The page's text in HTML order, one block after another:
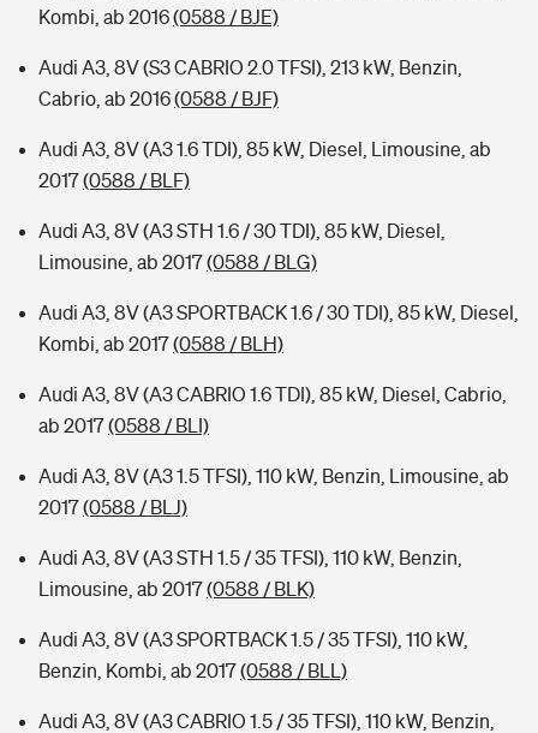
Kombi, ab 2016(0588 / BJE)
Audi A3, 8V (S3 CABRIO 2.0 TFSI), 213 kW, Benzin,
Cabrio, ab 2016(0588 / BJF)
Audi A3, 8V (A3 1.6 TDI), 85 kW, Diesel, Limousine, ab
2017(0588 / BLF)
Audi A3, 8V (A3 STH 1.6 / 30 TDI), 85 kW, Diesel,
Limousine, ab 2017(0588 / BLG)
Audi A3, 8V (A3 SPORTBACK 1.6 / 30 TDI), 85 kW, Diesel,
Kombi, ab 2017(0588 / BLH)
Audi A3, 8V (A3 CABRIO 1.6 TDI), 85 kW, Diesel, Cabrio,
ab 2017(0588 / BLI)
Audi A3, 8V (A3 1.5 TFSI), 110 kW, Benzin, Limousine, ab
2017(0588 / BLJ)
Audi A3, 8V (A3 STH 1.5 / 35 TFSI), 110 kW, Benzin,
Limousine, ab 2017(0588 / BLK)
Audi A3, 8V (A3 SPORTBACK 1.5 / 35 TFSI), 110 kW,
Benzin, Kombi, ab 2017(0588 / BLL)
Audi A3, 8V (A3 CABRIO 1.5 / 35 TFSI), 110 kW, Benzin,